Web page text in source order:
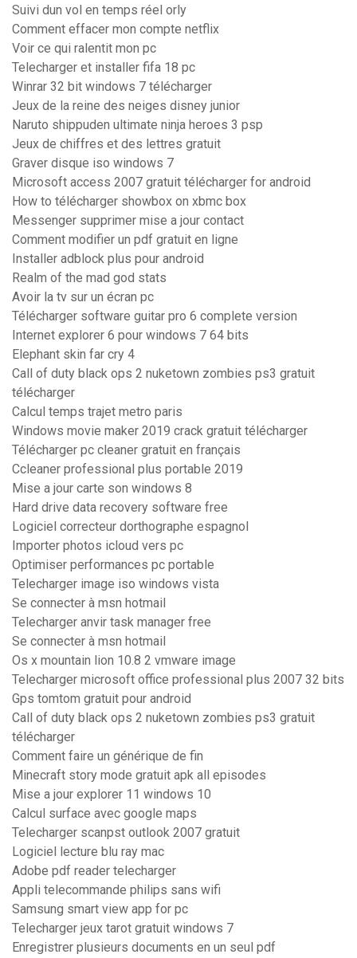
Suivi dun vol en temps réel orly
Comment effacer mon compte netflix
Voir ce qui ralentit mon pc
Telecharger et installer fifa 18 pc
Winrar 32 bit windows 7 télécharger
Jeux de la reine des neiges disney junior
Naruto shippuden ultimate ninja heroes 3 psp
Jeux de chiffres et des lettres gratuit
Graver disque iso windows 7
Microsoft access 2007 gratuit télécharger for android
How to télécharger showbox on xbmc box
Messenger supprimer mise a jour contact
Comment modifier un pdf gratuit en ligne
Installer adblock plus pour android
Realm of the mad god stats
Avoir la tv sur un écran pc
Télécharger software guitar pro 6 complete version
Internet explorer 6 pour windows 7 64 bits
Elephant skin far cry 4
Call of duty black ops 2 nuketown zombies ps3 gratuit
télécharger
Calcul temps trajet metro paris
Windows movie maker 2019 crack gratuit télécharger
Télécharger pc cleaner gratuit en français
Ccleaner professional plus portable 2019
Mise a jour carte son windows 8
Hard drive data recovery software free
Logiciel correcteur dorthographe espagnol
Importer photos icloud vers pc
Optimiser performances pc portable
Telecharger image iso windows vista
Se connecter à msn hotmail
Telecharger anvir task manager free
Se connecter à msn hotmail
Os x mountain lion 10.8 2 vmware image
Telecharger microsoft office professional plus 2007 32 bits
Gps tomtom gratuit pour android
Call of duty black ops 2 nuketown zombies ps3 gratuit
télécharger
Comment faire un générique de fin
Minecraft story mode gratuit apk all episodes
Mise a jour explorer 11 windows 10
Calcul surface avec google maps
Telecharger scanpst outlook 2007 gratuit
Logiciel lecture blu ray mac
Adobe pdf reader telecharger
Appli telecommande philips sans wifi
Samsung smart view app for pc
Telecharger jeux tarot gratuit windows 7
Enregistrer plusieurs documents en un seul pdf